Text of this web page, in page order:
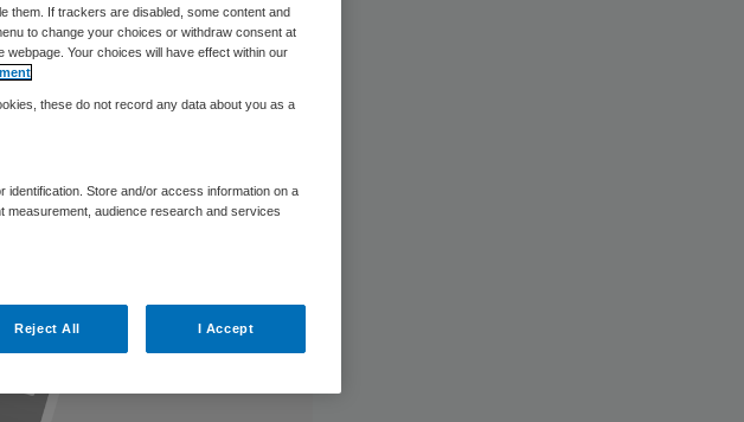
31 keer gelezen
them. If trackers are disabled, some content and
to change your choices or withdraw consent at
Your choices will have effect within our
these do not record any data about you as a
Store and/or access information on a
measurement, audience research and services
Reject All I Accept